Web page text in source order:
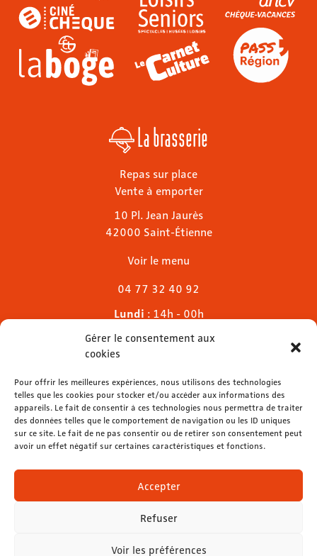
Gérer le consentement aux
cookies
Pour offrir les meilleures expériences, nous utilisons des technologies
telles que les cookies pour stocker et/ou accéder aux informations des
appareils. Le fait de consentir à ces technologies nous permettra de traiter
des données telles que le comportement de navigation ou les ID uniques
sur ce site. Le fait de ne pas consentir ou de retirer son consentement peut
avoir un effet négatif sur certaines caractéristiques et fonctions.
Accepter
Refuser
Voir les préférences
La brasserie
Repas sur place
Vente à emporter
10 Pl. Jean Jaurès
42000 Saint-Étienne
Voir le menu
04 77 32 40 92
Lundi : 14h - 00h
Mardi & mercredi
Jeudi
Dimanche: 11h - 00h
04 77 32 32 01